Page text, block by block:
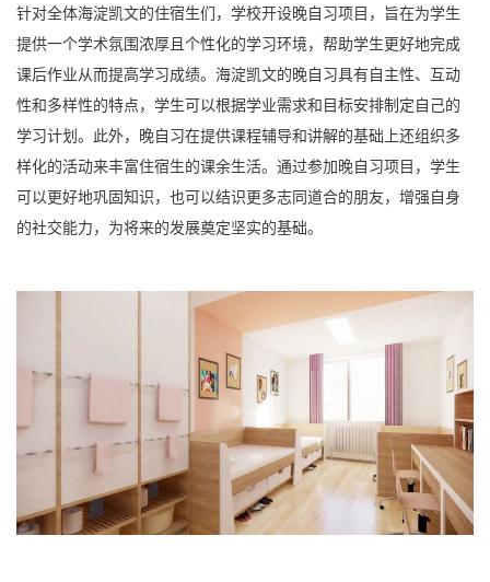
针对全体海淀凯文的住宿生们，学校开设晚自习项目，旨在为学生
提供一个学术氛围浓厚且个性化的学习环境，帮助学生更好地完成
课后作业从而提高学习成绩。海淀凯文的晚自习具有自主性、互动
性和多样性的特点，学生可以根据学业需求和目标安排制定自己的
学习计划。此外，晚自习在提供课程辅导和讲解的基础上还组织多
样化的活动来丰富住宿生的课余生活。通过参加晚自习项目，学生
可以更好地巩固知识，也可以结识更多志同道合的朋友，增强自身
的社交能力，为将来的发展奠定坚实的基础。